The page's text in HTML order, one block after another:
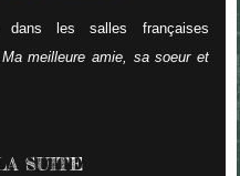
les salles françaises
Ma meilleure amie, sa soeur et
SUITE